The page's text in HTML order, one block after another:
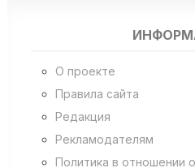
О проекте
Правила сайта
Редакция
Рекламодателям
Политика в отношении